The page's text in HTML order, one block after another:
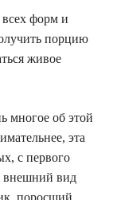
форм и
порцию
живое
многое об этой
эта
с первого
внешний вид
поросший